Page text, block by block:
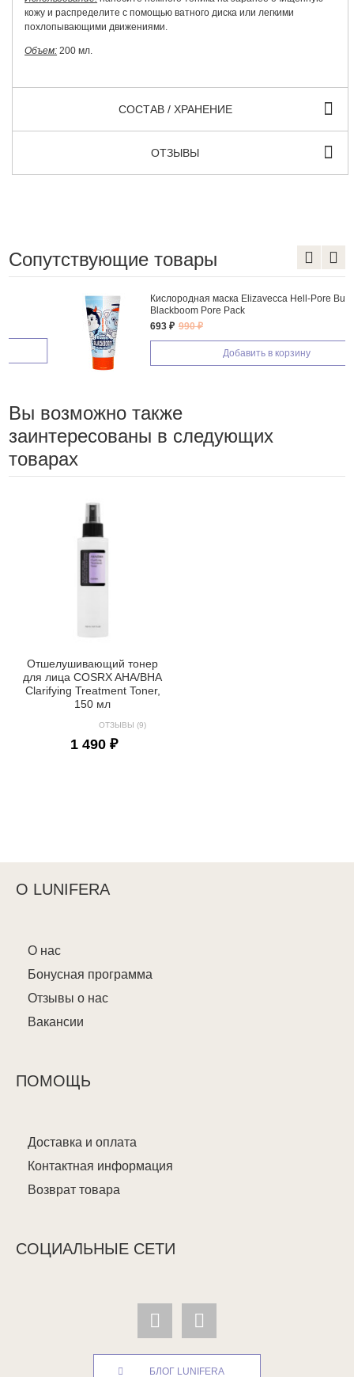
кожу и распределите с помощью ватного диска или легкими
похлопывающими движениями.
Объем: 200 мл.
СОСТАВ / ХРАНЕНИЕ
ОТЗЫВЫ
Сопутствующие товары
Кислородная маска Elizavecca Hell-Pore Bubble
Blackboom Pore Pack
693 ₽
990 ₽
Добавить в корзину
Вы возможно также
заинтересованы в следующих
товарах
Отшелушивающий тонер
для лица COSRX AHA/BHA
Clarifying Treatment Toner,
150 мл
ОТЗЫВЫ (9)
1 490 ₽
О LUNIFERA
О нас
Бонусная программа
Отзывы о нас
Вакансии
ПОМОЩЬ
Доставка и оплата
Контактная информация
Возврат товара
СОЦИАЛЬНЫЕ СЕТИ
БЛОГ LUNIFERA